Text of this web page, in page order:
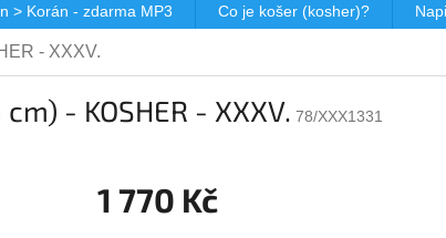
> Korán - zdarma MP3 Co je košer (kosher)?
- XXXV.
- KOSHER - XXXV. 78/XXX1331
1 770 Kč